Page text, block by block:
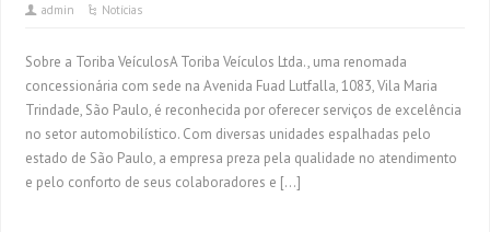
admin Notícias
Sobre a Toriba VeículosA Toriba Veículos Ltda., uma renomada
concessionária com sede na Avenida Fuad Lutfalla, 1083, Vila Maria
Trindade, São Paulo, é reconhecida por oferecer serviços de excelência
no setor automobilístico. Com diversas unidades espalhadas pelo
estado de São Paulo, a empresa preza pela qualidade no atendimento
e pelo conforto de seus colaboradores e […]